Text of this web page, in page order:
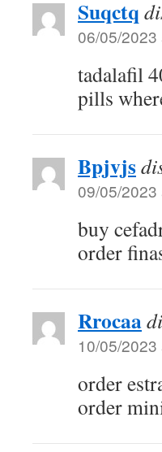
Suqctq
06/05/2023
tadalafil
pills
Bpjvjs
09/05/2023
buy
order
Rrocaa
10/05/
order
order